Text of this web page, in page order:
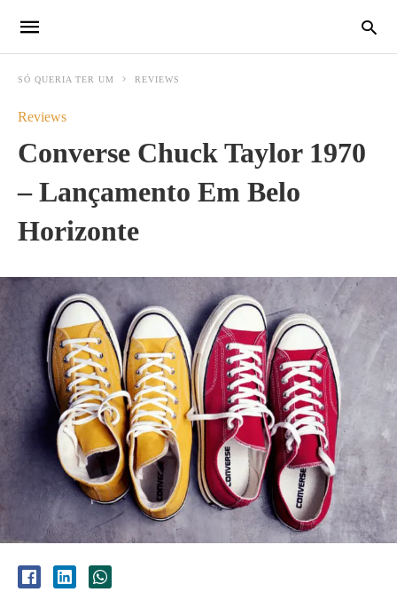
SÓ QUERIA TER UM REVIEWS
Reviews
Converse Chuck Taylor 1970
– Lançamento Em Belo
Horizonte